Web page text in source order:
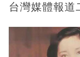
台灣媒體報道